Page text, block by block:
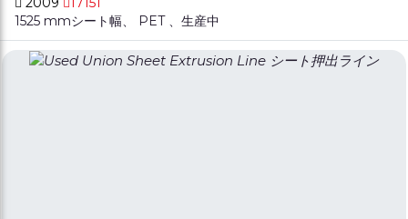
1525 mmシート幅、 PET 、生産中